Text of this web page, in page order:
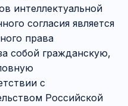
интеллектуальной
согласия является
права
собой гражданскую,
с
Российской